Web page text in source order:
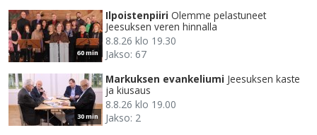
60 min
Ilpoistenpiiri Olemme pelastuneet
Jeesuksen veren hinnalla
8.8.26 klo 19.30
Jakso: 67
30 min
Markuksen evankeliumi Jeesuksen kaste
ja kiusaus
8.8.26 klo 19.00
Jakso: 2